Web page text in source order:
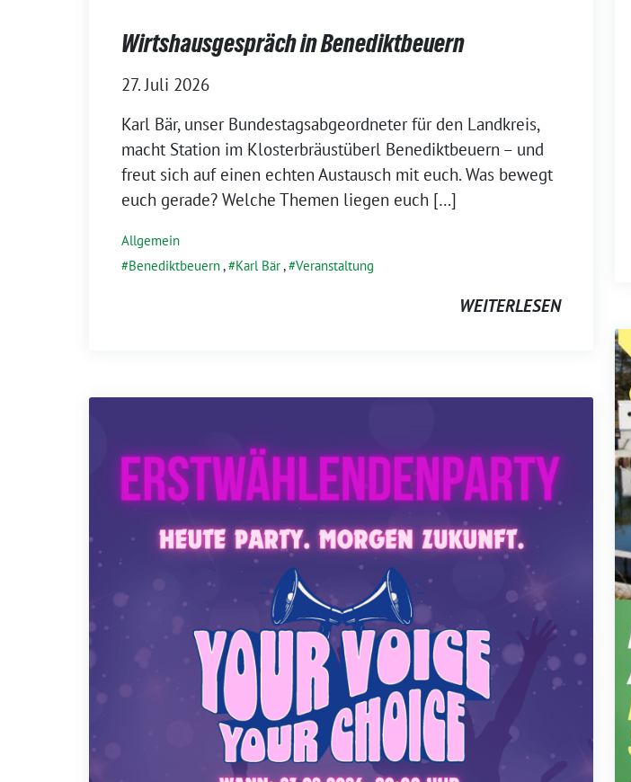
Wirtshausgespräch in Benediktbeuern
27. Juli 2026
Karl Bär, unser Bundestagsabgeordneter für den Landkreis,
macht Station im Klosterbräustüberl Benediktbeuern – und
freut sich auf einen echten Austausch mit euch. Was bewegt
euch gerade? Welche Themen liegen euch […]
Allgemein
Benediktbeuern, Karl Bär, Veranstaltung
WEITERLESEN